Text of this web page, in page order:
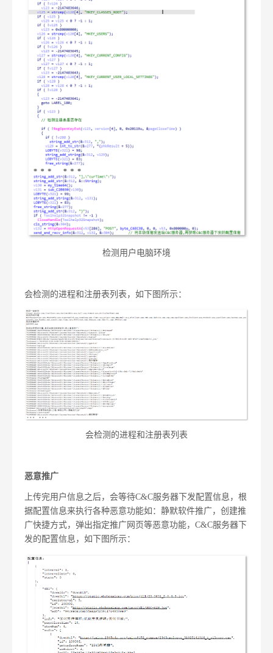
检测用户电脑环境
会检测的进程和注册表列表，如下图所示：
会检测的进程和注册表列表
恶意推广
上传完用户信息之后，会等待C&C服务器下发配置信息，根
据配置信息来执行各种恶意功能如：静默软件推广，创建推
广快捷方式，弹出指定推广网页等恶意功能， C&C服务器下
发的配置信息，如下图所示：